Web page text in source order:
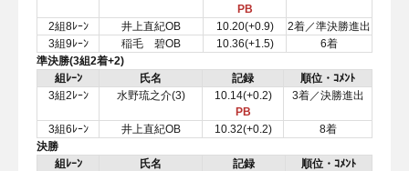
PB
2組8ﾚｰﾝ 井上直紀OB 10.20(+0.9)
2着／準決勝進出
3組9ﾚｰﾝ
稲毛 碧OB 10.36(+1.5)
6着
準決勝(3組2着+2)
組ﾚｰﾝ
氏名 記録
順位・ｺﾒﾝﾄ
3組2ﾚｰﾝ
水野琉之介(3)
10.14(+0.2)
PB
3着／決勝進出
3組6ﾚｰﾝ 井上直紀OB 10.32(+0.2)
8着
決勝
組ﾚｰﾝ
氏名 記録
順位・ｺﾒﾝﾄ